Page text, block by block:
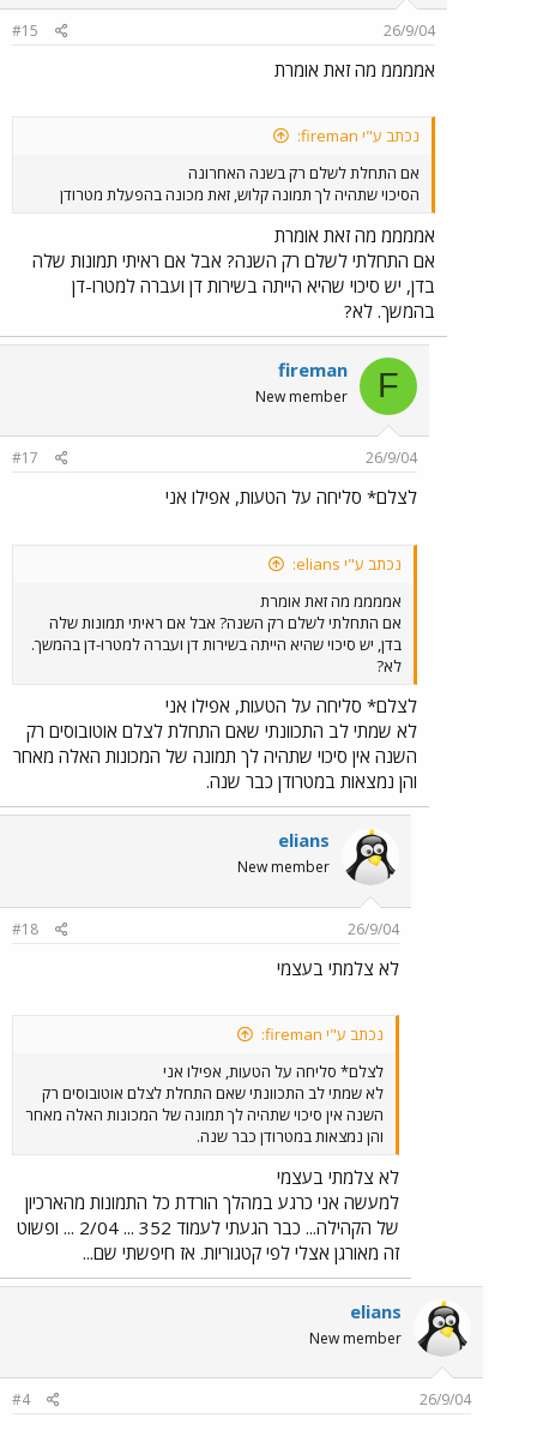
26/9/04
#15
אממממ מה זאת אומרת
נכתב ע"י fireman:
אם התחלת לשלם רק בשנה האחרונה
הסיכוי שתהיה לך תמונה קלוש, זאת מכונה בהפעלת מטרודן
אממממ מה זאת אומרת
אם התחלתי לשלם רק השנה? אבל אם ראיתי תמונות שלה
בדן, יש סיכוי שהיא הייתה בשירות דן ועברה למטרו-דן
בהמשך. לא?
F
fireman
New member
26/9/04
#17
לצלם* סליחה על הטעות, אפילו אני
נכתב ע"י elians:
אממממ מה זאת אומרת
אם התחלתי לשלם רק השנה? אבל אם ראיתי תמונות שלה
בדן, יש סיכוי שהיא הייתה בשירות דן ועברה למטרו-דן בהמשך.
לא?
לצלם* סליחה על הטעות, אפילו אני
לא שמתי לב התכוונתי שאם התחלת לצלם אוטובוסים רק
השנה אין סיכוי שתהיה לך תמונה של המכונות האלה מאחר
והן נמצאות במטרודן כבר שנה.
elians
New member
26/9/04
#18
לא צלמתי בעצמי
נכתב ע"י fireman:
לצלם* סליחה על הטעות, אפילו אני
לא שמתי לב התכוונתי שאם התחלת לצלם אוטובוסים רק
השנה אין סיכוי שתהיה לך תמונה של המכונות האלה מאחר
והן נמצאות במטרודן כבר שנה.
לא צלמתי בעצמי
למעשה אני כרגע במהלך הורדת כל התמונות מהארכיון
של הקהילה... כבר הגעתי לעמוד 352 ... 2/04 ... ופשוט
זה מאורגן אצלי לפי קטגוריות. אז חיפשתי שם...
elians
New member
26/9/04
#4